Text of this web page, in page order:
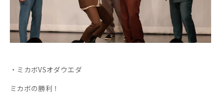
・ミカボVSオダウエダ
ミカボの勝利！